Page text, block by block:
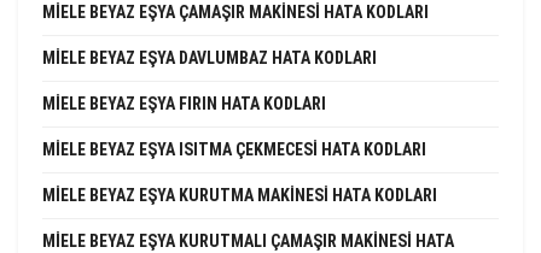
MIELE BEYAZ EŞYA ÇAMAŞIR MAKINESI HATA KODLARI
MIELE BEYAZ EŞYA DAVLUMBAZ HATA KODLARI
MIELE BEYAZ EŞYA FIRIN HATA KODLARI
MIELE BEYAZ EŞYA ISITMA ÇEKMECESI HATA KODLARI
MIELE BEYAZ EŞYA KURUTMA MAKINESI HATA KODLARI
MIELE BEYAZ EŞYA KURUTMALI ÇAMAŞIR MAKINESI HATA